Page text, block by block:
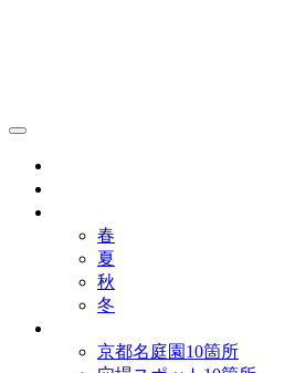
春
夏
秋
冬
京都名庭園10箇所